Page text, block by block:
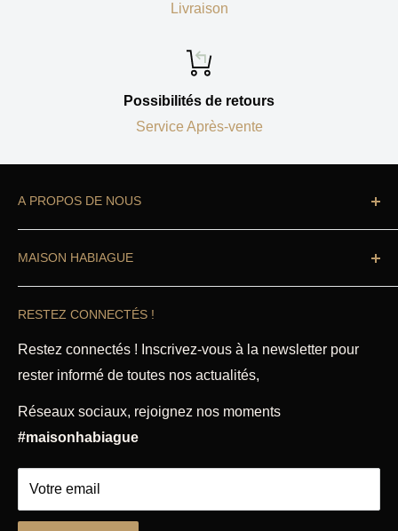
Livraison
Possibilités de retours
Service Après-vente
A PROPOS DE NOUS
Professionnel ou particulier
endroit.
Notre boutique Habiague propose des ustensiles de
cuisine de qualité professionnelle, articles de cuisine
et accessoires, pâtisserie, petit électroménager,
Découvrez nos diverses rubriques qui répondront à
MAISON HABIAGUE
Accueil
Magasin
Mentions légales
CGU & CGV
Politique de remboursement
RESTEZ CONNECTÉS !
Restez connectés ! Inscrivez-vous à la newsletter pour
rester informé de toutes nos actualités,
Réseaux sociaux, rejoignez nos moments
#maisonhabiague
Votre email